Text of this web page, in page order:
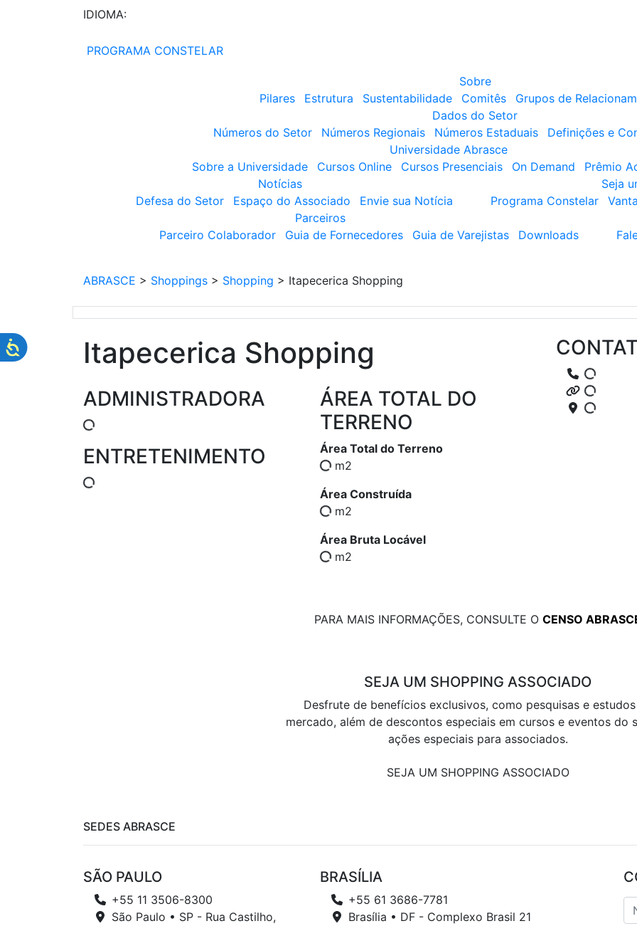
IDIOMA:
PROGRAMA CONSTELAR
Sobre
Pilares
Estrutura Sustentabilidade Comitês
Grupos de
Dados do Setor
Números do Setor
Números Regionais Números Estaduais
Definições e
Universidade Abrasce
Sobre a Universidade
Cursos Online Cursos Presenciais On Demand
Prêmio
Notícias
Defesa do Setor
Espaço do Associado Envie sua Notícia
Seja
Programa Constelar
Parceiros
Parceiro Colaborador
Guia de Fornecedores Guia de Varejistas Downloads
ABRASCE > Shoppings > Shopping > Itapecerica Shopping
Itapecerica Shopping
ADMINISTRADORA
ENTRETENIMENTO
ÁREA TOTAL DO
TERRENO
Área Total do Terreno
m2
Área Construída
m2
Área Bruta Locável
m2
PARA MAIS INFORMAÇÕES, CONSULTE O CENSO
SEJA UM SHOPPING ASSOCIADO
Desfrute de benefícios exclusivos, como pesquisas e
mercado, além de descontos especiais em cursos e eventos do
ações especiais para associados.
SEJA UM SHOPPING ASSOCIADO
SEDES ABRASCE
SÃO PAULO
+55 11 3506-8300
São Paulo • SP - Rua Castilho,
BRASÍLIA
+55 61 3686-7781
Brasília • DF - Complexo Brasil 21